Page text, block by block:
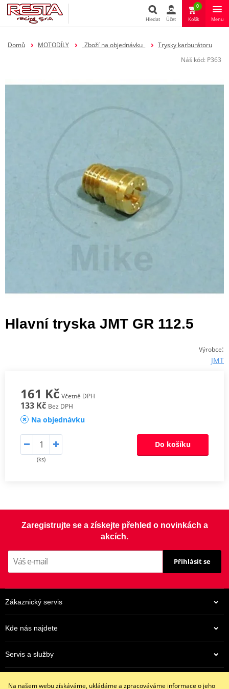
Hledat
Hledat Účet
0
Košík Menu
Domů MOTODÍLY _Zboží na objednávku_
Trysky karburátoru
Náš kód: P363
Hlavní tryska JMT GR 112.5
Výrobce:
JMT
161 Kč Včetně DPH
133 Kč Bez DPH
Na objednávku
(ks)
Do košíku
Zaregistrujte se a získejte přehled o novinkách a
akcích.
Přihlásit se
Zákaznický servis
Kde nás najdete
Servis a služby
Na našem webu získáváme, ukládáme a zpracováváme informace o jeho